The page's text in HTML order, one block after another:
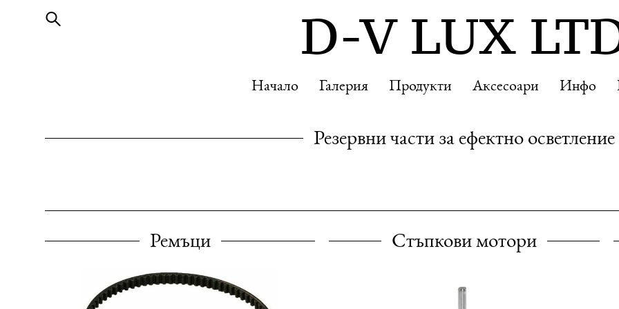
D-V LUX
Начало Галерия Продукти Аксесоари Инфо
D-V LUX
Начало Галерия Продукти Аксесоари Инфо
Резервни части за ефектно осветление
Ремъци Стъпкови мотори